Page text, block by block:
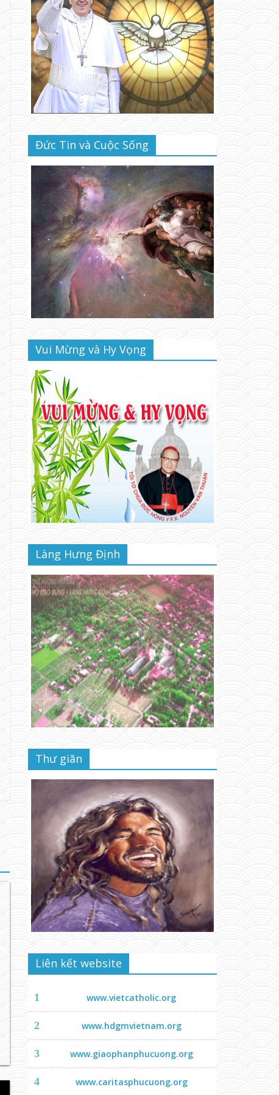
Đức Tin và Cuộc Sống
Vui Mừng và Hy Vọng
Làng Hưng Định
Thư giãn
Liên kết website
1 www.vietcatholic.org
2 www.hdgmvietnam.org
3 www.giaophanphucuong.org
4 www.caritasphucuong.org